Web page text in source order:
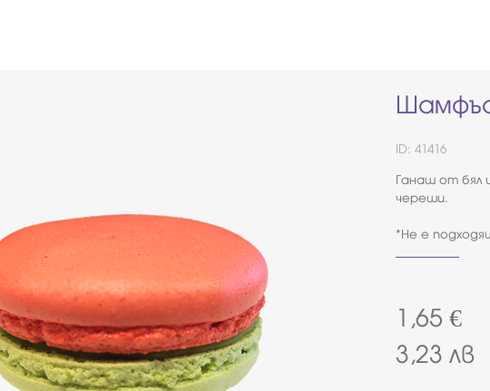
ID: 41416
Ганаш от бял
череши.
*Не е
1,65 €
3,23 лв